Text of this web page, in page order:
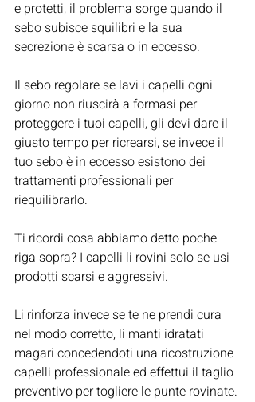
e protetti, il problema sorge quando il
sebo subisce squilibri e la sua
secrezione è scarsa o in eccesso.
Il sebo regolare se lavi i capelli ogni
giorno non riuscirà a formasi per
proteggere i tuoi capelli, gli devi dare il
giusto tempo per ricrearsi, se invece il
tuo sebo è in eccesso esistono dei
trattamenti professionali per
riequilibrarlo.
Ti ricordi cosa abbiamo detto poche
riga sopra? I capelli li rovini solo se usi
prodotti scarsi e aggressivi.
Li rinforza invece se te ne prendi cura
nel modo corretto, li manti idratati
magari concedendoti una ricostruzione
capelli professionale ed effettui il taglio
preventivo per togliere le punte rovinate.